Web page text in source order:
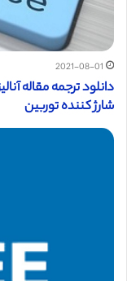
2021-08-01
دانلود ترجمه مقاله
شارژ کننده توربین